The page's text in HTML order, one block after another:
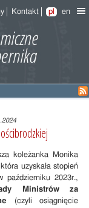
Kontakt pl en
koleżanka Monika
uzyskała stopień
październiku 2023r.,
Ministrów za
(czyli osiągnięcie